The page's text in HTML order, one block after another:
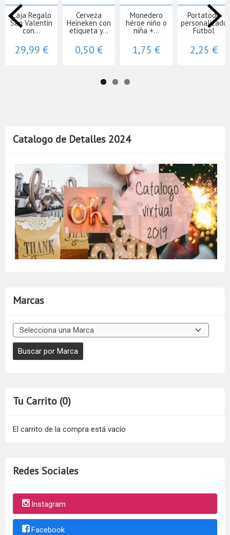
Catalogo de Detalles 2024
Marcas
Tu Carrito (0)
El carrito de la compra está vacío
Redes Sociales
Instagram
Facebook
Caja Regalo
San Valentin
con...
29,99 €
Cerveza
Heineken con
etiqueta y...
0,50 €
Monedero
héroe niño o
niña +...
1,75 €
Portatodo
personalizado
Futbol
2,25 €